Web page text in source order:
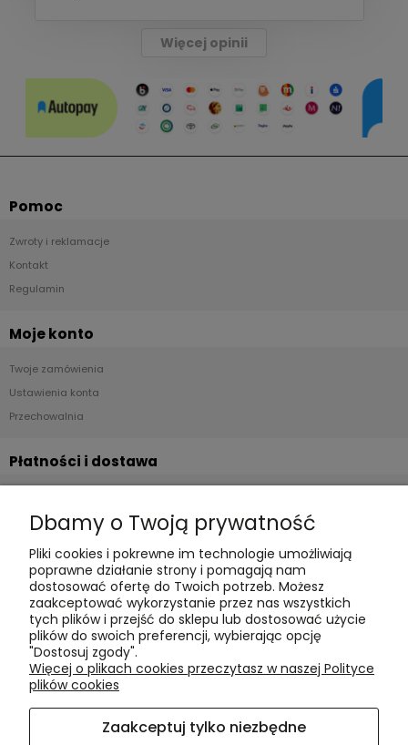
Więcej opinii
Pomoc
Zwroty i reklamacje
Kontakt
Regulamin
Moje konto
Twoje zamówienia
Ustawienia konta
Przechowalnia
Płatności i dostawa
Czas realizacji i koszty dostawy
Informacje
Polityka cookies
Polityka prywatności
Blog
O nas
Kontakt i dane firmy
Dbamy o Twoją prywatność
Pliki cookies i pokrewne im technologie umożliwiają
poprawne działanie strony i pomagają nam
dostosować ofertę do Twoich potrzeb. Możesz
zaakceptować wykorzystanie przez nas wszystkich
tych plików i przejść do sklepu lub dostosować użycie
plików do swoich preferencji, wybierając opcję
"Dostosuj zgody".
Więcej o plikach cookies przeczytasz w naszej Polityce
plików cookies
Zaakceptuj tylko niezbędne